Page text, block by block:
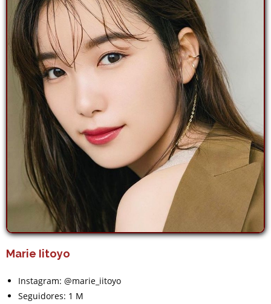
Marie Iitoyo
Instagram: @marie_iitoyo
Seguidores: 1 M